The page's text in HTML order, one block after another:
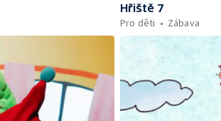
Hřiště 7
Pro děti
Zábava